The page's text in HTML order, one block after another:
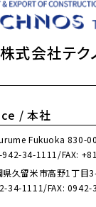
株式会社テク
/本社
Fukuoka 830-
34-1111 FAX:
久留米市高野1丁目
34-1111 FAX: 0942-